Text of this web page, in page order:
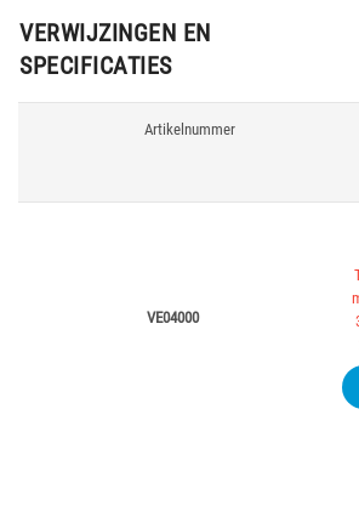
VERWIJZINGEN EN
SPECIFICATIES
Artikelnummer
VE04000